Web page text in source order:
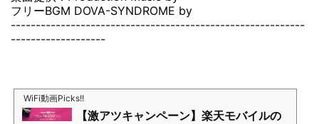
フリーBGM DOVA-SYNDROME by
-----------------------------------------------------------
-------------------
WiFi動画Picks!!
【激アツキャンペーン】楽天モバイルの